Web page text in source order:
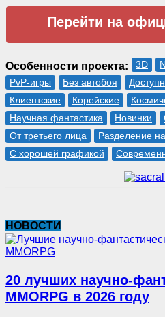
Перейти на
Особенности проекта: 3D
PvP-игры
Без автобоя
Клиентские
Корейские
Научная фантастика
Новинки
От третьего лица
Разделение
С хорошей графикой
НОВОСТИ
20 лучших научно-
MMORPG в 2026 году